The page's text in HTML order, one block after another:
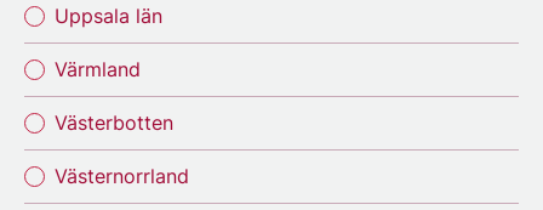
Uppsala län
Värmland
Västerbotten
Västernorrland